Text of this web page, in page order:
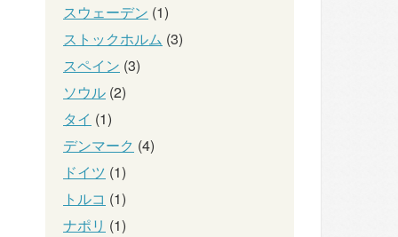
スウェーデン (1)
ストックホルム (3)
スペイン (3)
ソウル (2)
タイ (1)
デンマーク (4)
ドイツ (1)
トルコ (1)
ナポリ (1)